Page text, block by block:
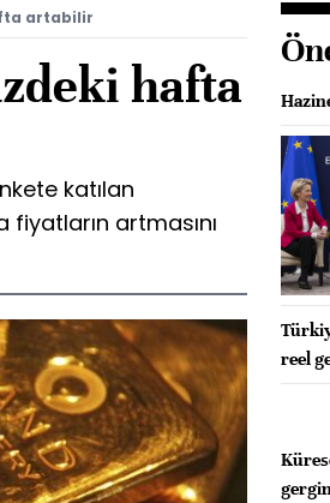
artabilir
hafta
katılan
artmasını
reel